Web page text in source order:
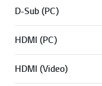
D-Sub (PC)
HDMI (PC)
HDMI (Video)